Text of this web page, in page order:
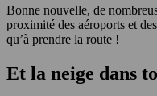
Bonne nouvelle, de
proximité des aéroports et
qu’à prendre la route !
Et la neige dans